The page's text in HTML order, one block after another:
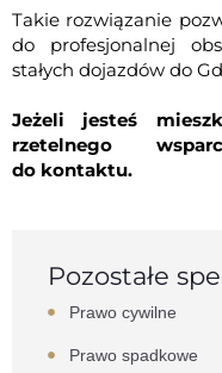
Takie rozwiązanie
do profesjonalnej
stałych dojazdów do
Jeżeli jesteś
rzetelnego
do kontaktu.
Pozostałe
Prawo cywilne
Prawo spadkowe